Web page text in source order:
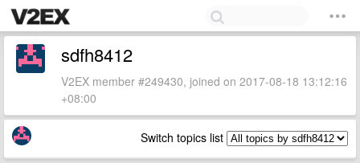
sdfh8412
V2EX member #249430, joined on 2017-08-18 13:12:16
+08:00
Switch topics list